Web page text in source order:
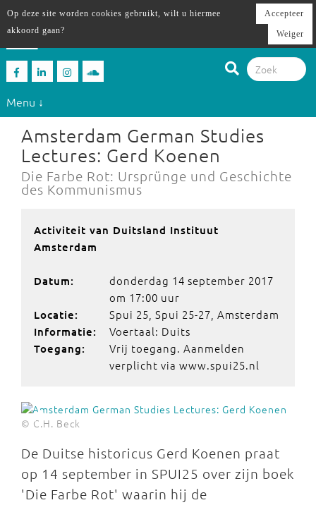
Menu ↓
Amsterdam German Studies
Lectures: Gerd Koenen
Die Farbe Rot: Ursprünge und Geschichte
des Kommunismus
Activiteit van Duitsland Instituut
Amsterdam
Datum:
donderdag 14 september 2017
om 17:00 uur
Locatie: Spui 25, Spui 25-27, Amsterdam
Informatie: Voertaal: Duits
Toegang:
Vrij toegang. Aanmelden
verplicht via www.spui25.nl
© C.H. Beck
De Duitse historicus Gerd Koenen praat
op 14 september in SPUI25 over zijn boek
'Die Farbe Rot' waarin hij de
Op deze site worden cookies gebruikt, wilt u hiermee
akkoord gaan?
Accepteer
Weiger